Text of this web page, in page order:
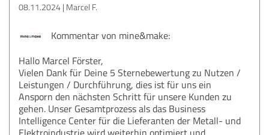
08.11.2024 Marcel F.
Kommentar von mine&make:
Hallo Marcel Förster,
Vielen Dank für Deine 5 Sternebewertung zu Nutzen /
Leistungen / Durchführung, dies ist für uns ein
Ansporn den nächsten Schritt für unsere Kunden zu
gehen. Unser Gesamtprozess als das Business
Intelligence Center für die Lieferanten der Metall- und